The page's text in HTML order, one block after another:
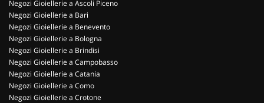
Negozi Gioiellerie a Ascoli Piceno
Negozi Gioiellerie a Bari
Negozi Gioiellerie a Benevento
Negozi Gioiellerie a Bologna
Negozi Gioiellerie a Brindisi
Negozi Gioiellerie a Campobasso
Negozi Gioiellerie a Catania
Negozi Gioiellerie a Como
Negozi Gioiellerie a Crotone